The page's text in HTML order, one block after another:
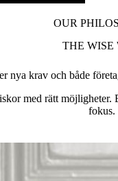
OUR
THE WISE
nya krav och både
med rätt
fokus.